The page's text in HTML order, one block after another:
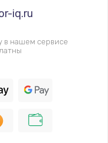
iq.ru
в нашем сервисе